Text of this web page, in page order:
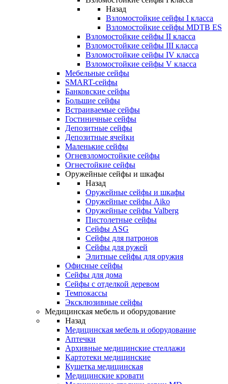
Назад
Взломостойкие сейфы I класса
Взломостойкие сейфы MDTB ES
Взломостойкие сейфы II класса
Взломостойкие сейфы III класса
Взломостойкие сейфы IV класса
Взломостойкие сейфы V класса
Мебельные сейфы
SMART-сейфы
Банковские сейфы
Большие сейфы
Встраиваемые сейфы
Гостиничные сейфы
Депозитные сейфы
Депозитные ячейки
Маленькие сейфы
Огневзломостойкие сейфы
Огнестойкие сейфы
Оружейные сейфы и шкафы
Назад
Оружейные сейфы и шкафы
Оружейные сейфы Aiko
Оружейные сейфы Valberg
Пистолетные сейфы
Сейфы ASG
Сейфы для патронов
Сейфы для ружей
Элитные сейфы для оружия
Офисные сейфы
Сейфы для дома
Сейфы с отделкой деревом
Темпокассы
Эксклюзивные сейфы
Медицинская мебель и оборудование
Назад
Медицинская мебель и оборудование
Аптечки
Архивные медицинские стеллажи
Картотеки медицинские
Кушетка медицинская
Медицинские кровати